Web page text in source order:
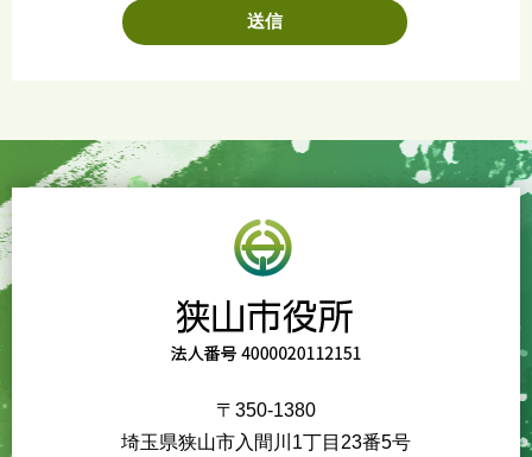
〒350-1380
埼玉県狭山市入間川1丁目23番5号